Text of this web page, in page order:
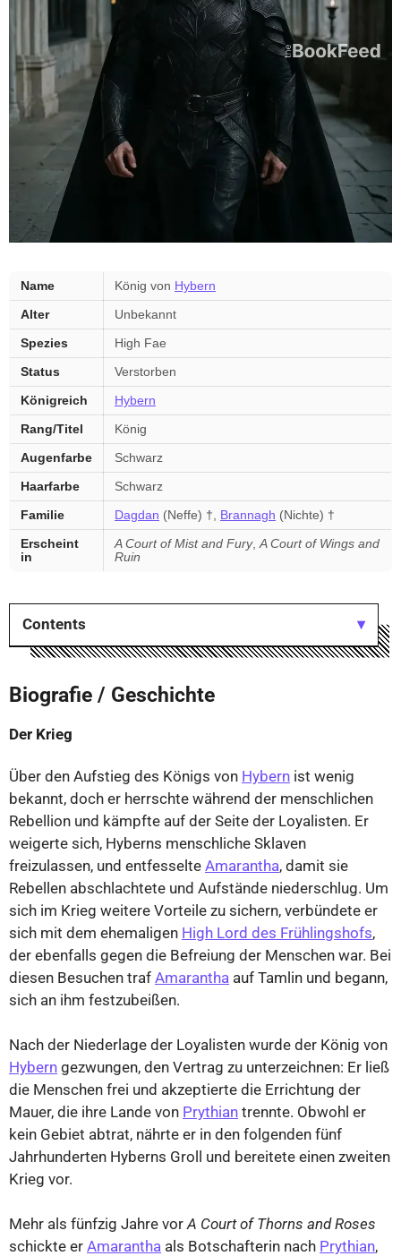
König
von
Hybern
Kurzfakten
Name König von Hybern
Alter
Unbekannt
Spezies
High Fae
Status
Verstorben
Königreich
Hybern
Rang/Titel
König
Augenfarbe
Schwarz
Haarfarbe
Schwarz
Familie
Dagdan (Neffe) †, Brannagh (Nichte) †
Erscheint
in
A Court of Mist and Fury, A Court of Wings and
Ruin
Contents
Biografie / Geschichte
Der Krieg
Über den Aufstieg des Königs von Hybern ist wenig
bekannt, doch er herrschte während der menschlichen
Rebellion und kämpfte auf der Seite der Loyalisten. Er
weigerte sich, Hyberns menschliche Sklaven
freizulassen, und entfesselte Amarantha, damit sie
Rebellen abschlachtete und Aufstände niederschlug. Um
sich im Krieg weitere Vorteile zu sichern, verbündete er
sich mit dem ehemaligen High Lord des Frühlingshofs,
der ebenfalls gegen die Befreiung der Menschen war. Bei
diesen Besuchen traf Amarantha auf Tamlin und begann,
sich an ihm festzubeißen.
Nach der Niederlage der Loyalisten wurde der König von
Hybern gezwungen, den Vertrag zu unterzeichnen: Er ließ
die Menschen frei und akzeptierte die Errichtung der
Mauer, die ihre Lande von Prythian trennte. Obwohl er
kein Gebiet abtrat, nährte er in den folgenden fünf
Jahrhunderten Hyberns Groll und bereitete einen zweiten
Krieg vor.
Mehr als fünfzig Jahre vor A Court of Thorns and Roses
schickte er Amarantha als Botschafterin nach Prythian,